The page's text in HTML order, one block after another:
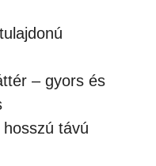
– gyors és
távú